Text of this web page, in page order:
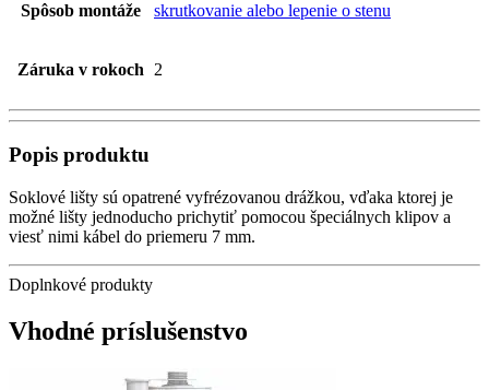
Spôsob montáže skrutkovanie alebo lepenie o stenu
Záruka v rokoch 2
Popis produktu
Soklové lišty sú opatrené vyfrézovanou drážkou, vďaka ktorej je
možné lišty jednoducho prichytiť pomocou špeciálnych klipov a
viesť nimi kábel do priemeru 7 mm.
Doplnkové produkty
Vhodné príslušenstvo